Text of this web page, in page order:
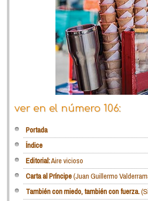
ver en el número 106:
Portada
Índice
Editorial:Aire vicioso
Carta al Príncipe(Juan Guillermo
También con miedo, también con fuerza.